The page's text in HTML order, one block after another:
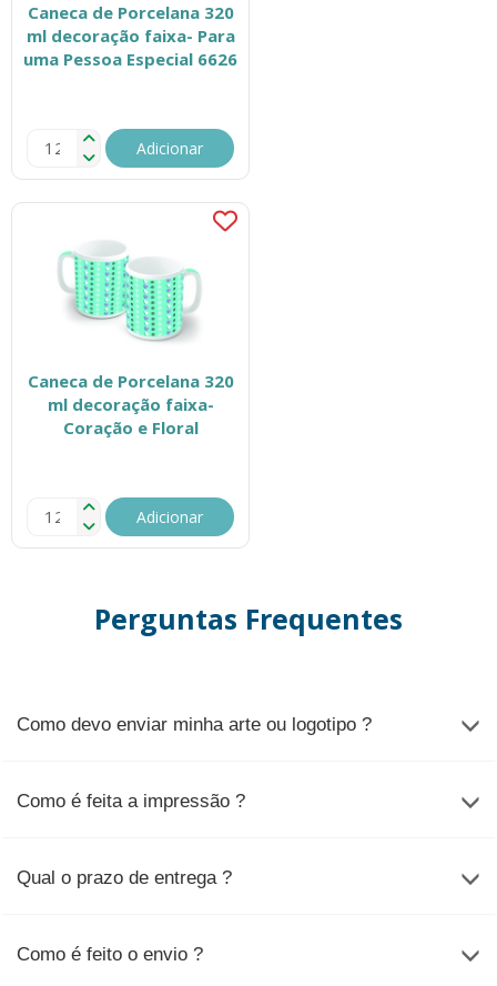
Caneca de Porcelana 320
ml decoração faixa- Para
uma Pessoa Especial 6626
Adicionar
Caneca de Porcelana 320
ml decoração faixa-
Coração e Floral
Adicionar
Perguntas Frequentes
Como devo enviar minha arte ou logotipo ?
Como é feita a impressão ?
Qual o prazo de entrega ?
Como é feito o envio ?